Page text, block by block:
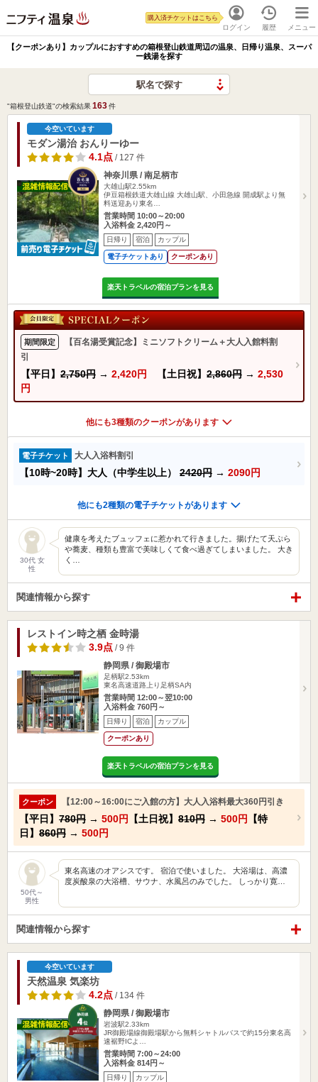
ログイン
購入済チケットはこちら
履歴 メニュー
【クーポンあり】カップルにおすすめの箱根登山鉄道周辺の温泉、日帰り温泉、スーパ
ー銭湯を探す
駅名で探す
"箱根登山鉄道"の検索結果163件
今空いています
モダン湯治 おんりーゆー
4.1点 / 127 件
神奈川県 / 南足柄市
大雄山駅2.55km
伊豆箱根鉄道大雄山線 大雄山駅、小田急線 開成駅より無
料送迎あり東名…
営業時間 10:00～20:00
入浴料金 2,420円～
日帰り 宿泊 カップル
電子チケットあり クーポンあり
楽天トラベルの宿泊プランを見る
期間限定
【百名湯受賞記念】ミニソフトクリーム＋大人入館料割
引
【平日】 2,750円 → 2,420円 【土日祝】 2,860円 → 2,530
円
他にも3種類のクーポンがあります
電子チケット 大人入浴料割引
【10時~20時】大人（中学生以上） 2420円 → 2090円
他にも2種類の電子チケットがあります
30代 女
性
健康を考えたブュッフェに惹かれて行きました。揚げたて天ぷら
や蕎麦、種類も豊富で美味しくて食べ過ぎてしまいました。 大き
く…
関連情報から探す
レストイン時之栖 金時湯
3.9点 / 9 件
静岡県 / 御殿場市
足柄駅2.53km
東名高速道路上り足柄SA内
営業時間 12:00～翌10:00
入浴料金 760円～
日帰り 宿泊 カップル
クーポンあり
楽天トラベルの宿泊プランを見る
クーポン 【12:00～16:00にご入館の方】大人入浴料最大360円引き
【平日】 780円 → 500円 【土日祝】 810円 → 500円
【特
日】 860円 → 500円
50代～
男性
東名高速のオアシスです。 宿泊で使いました。 大浴場は、高濃
度炭酸泉の大浴槽、サウナ、水風呂のみでした。 しっかり寛…
関連情報から探す
今空いています
天然温泉 気楽坊
4.2点 / 134 件
静岡県 / 御殿場市
岩波駅2.33km
JR御殿場線御殿場駅から無料シャトルバスで約15分東名高
速裾野ICよ…
営業時間 7:00～24:00
入浴料金 814円～
日帰り カップル